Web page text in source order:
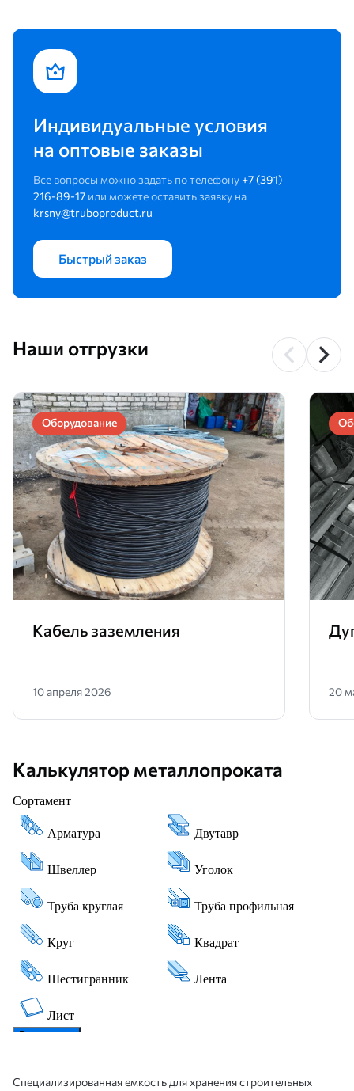
Индивидуальные условия
на оптовые заказы
Все вопросы можно задать по телефону +7 (391)
216-89-17 или можете оставить заявку на
krsny@truboproduct.ru
Быстрый заказ
Наши отгрузки
Оборудование
Кабель заземления
10 апреля 2026 20
Калькулятор металлопроката
Специализированная емкость для хранения строительных